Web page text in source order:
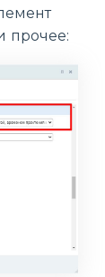
прочее: